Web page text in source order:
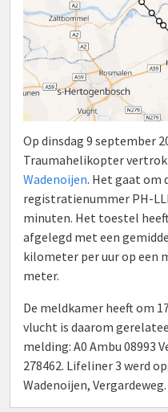
Op dinsdag 9 september
Traumahelikopter
Wadenoijen. Het gaat om
registratienummer PH-
minuten. Het toestel
afgelegd met een
kilometer per uur op een
meter.
De meldkamer heeft om
vlucht is daarom
melding: A0 Ambu 08993
278462. Lifeliner 3 werd
Wadenoijen, Vergardeweg.